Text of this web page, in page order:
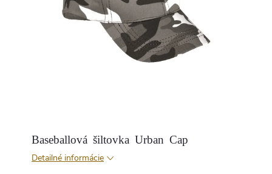
Baseballová šiltovka Urban Cap
Detailné informácie